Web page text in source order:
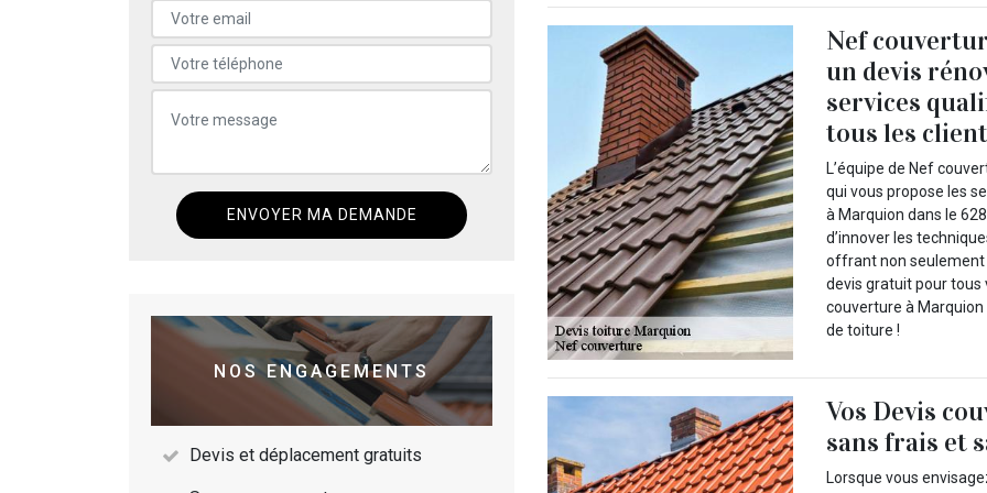
NOS ENGAGEMENTS
Devis et déplacement gratuits
Nef
un devis
services
tous les
L’équipe de Nef
qui vous propose les
à Marquion dans le
d’innover les
offrant non seulement
devis gratuit pour
couverture à
de toiture !
Vos Devis
sans frais et
Lorsque vous